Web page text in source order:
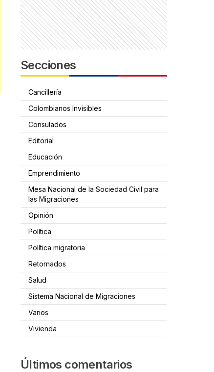
Secciones
Cancillería
Colombianos Invisibles
Consulados
Editorial
Educación
Emprendimiento
Mesa Nacional de la Sociedad Civil para
las Migraciones
Opinión
Política
Política migratoria
Retornados
Salud
Sistema Nacional de Migraciones
Varios
Vivienda
Últimos comentarios